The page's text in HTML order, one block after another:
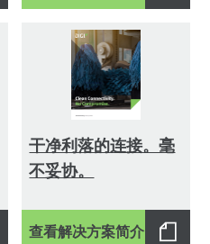
干净利落的连接。毫
不妥协。
查看解决方案简介